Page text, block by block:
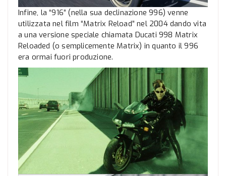
Infine, la “916” (nella sua declinazione 996) venne
utilizzata nel film “Matrix Reload” nel 2004 dando vita
a una versione speciale chiamata Ducati 998 Matrix
Reloaded (o semplicemente Matrix) in quanto il 996
era ormai fuori produzione.